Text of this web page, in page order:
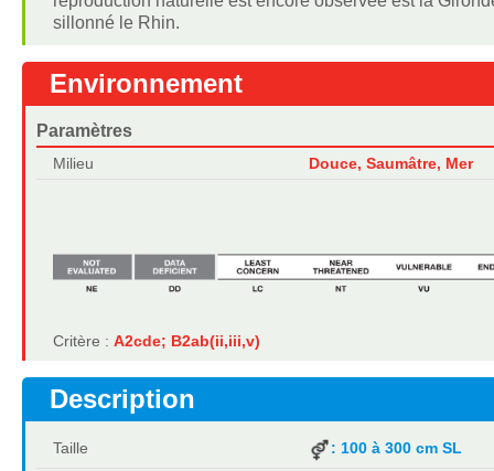
sillonné le Rhin.
Environnement
Paramètres
Milieu Douce, Saumâtre, Mer
Critère : A2cde; B2ab(ii,iii,v)
Description
Taille : 100 à 300 cm SL